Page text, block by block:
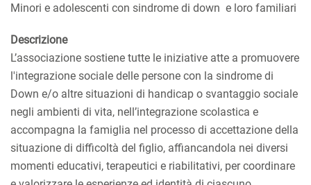
Minori e adolescenti con sindrome di down e loro familiari
Descrizione
L’associazione sostiene tutte le iniziative atte a promuovere
l'integrazione sociale delle persone con la sindrome di
Down e/o altre situazioni di handicap o svantaggio sociale
negli ambienti di vita, nell’integrazione scolastica e
accompagna la famiglia nel processo di accettazione della
situazione di difficoltà del figlio, affiancandola nei diversi
momenti educativi, terapeutici e riabilitativi, per coordinare